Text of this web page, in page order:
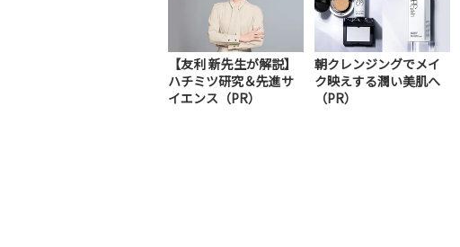
【友利 新先生が解説】
ハチミツ研究＆先進サ
イエンス（PR）
朝クレンジングでメイ
ク映えする潤い美肌へ
（PR）